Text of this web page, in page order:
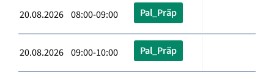
20.08.2026 08:00-09:00 Pal_Präp
20.08.2026 09:00-10:00 Pal_Präp